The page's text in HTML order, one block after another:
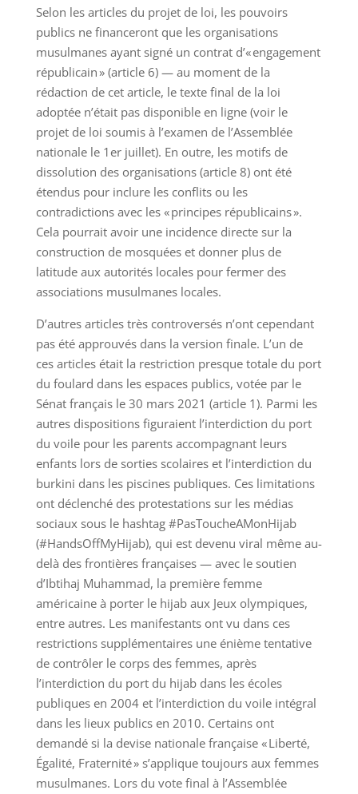
Selon les articles du projet de loi, les pouvoirs
publics ne financeront que les organisations
musulmanes ayant signé un contrat d’« engagement
républicain » (article 6) — au moment de la
rédaction de cet article, le texte final de la loi
adoptée n’était pas disponible en ligne (voir le
projet de loi soumis à l’examen de l’Assemblée
nationale le 1er juillet). En outre, les motifs de
dissolution des organisations (article 8) ont été
étendus pour inclure les conflits ou les
contradictions avec les « principes républicains ».
Cela pourrait avoir une incidence directe sur la
construction de mosquées et donner plus de
latitude aux autorités locales pour fermer des
associations musulmanes locales.
D’autres articles très controversés n’ont cependant
pas été approuvés dans la version finale. L’un de
ces articles était la restriction presque totale du port
du foulard dans les espaces publics, votée par le
Sénat français le 30 mars 2021 (article 1). Parmi les
autres dispositions figuraient l’interdiction du port
du voile pour les parents accompagnant leurs
enfants lors de sorties scolaires et l’interdiction du
burkini dans les piscines publiques. Ces limitations
ont déclenché des protestations sur les médias
sociaux sous le hashtag #PasToucheAMonHijab
(#HandsOffMyHijab), qui est devenu viral même au-
delà des frontières françaises — avec le soutien
d’Ibtihaj Muhammad, la première femme
américaine à porter le hijab aux Jeux olympiques,
entre autres. Les manifestants ont vu dans ces
restrictions supplémentaires une énième tentative
de contrôler le corps des femmes, après
l’interdiction du port du hijab dans les écoles
publiques en 2004 et l’interdiction du voile intégral
dans les lieux publics en 2010. Certains ont
demandé si la devise nationale française « Liberté,
Égalité, Fraternité » s’applique toujours aux femmes
musulmanes. Lors du vote final à l’Assemblée